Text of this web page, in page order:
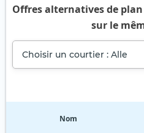
Offres alternatives de
sur le
Choisir un courtier : Alle
Nom